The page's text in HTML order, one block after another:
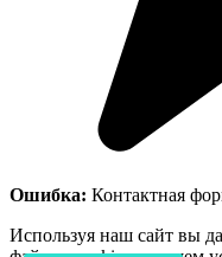
Ошибка: Контактная
Используя наш сайт вы